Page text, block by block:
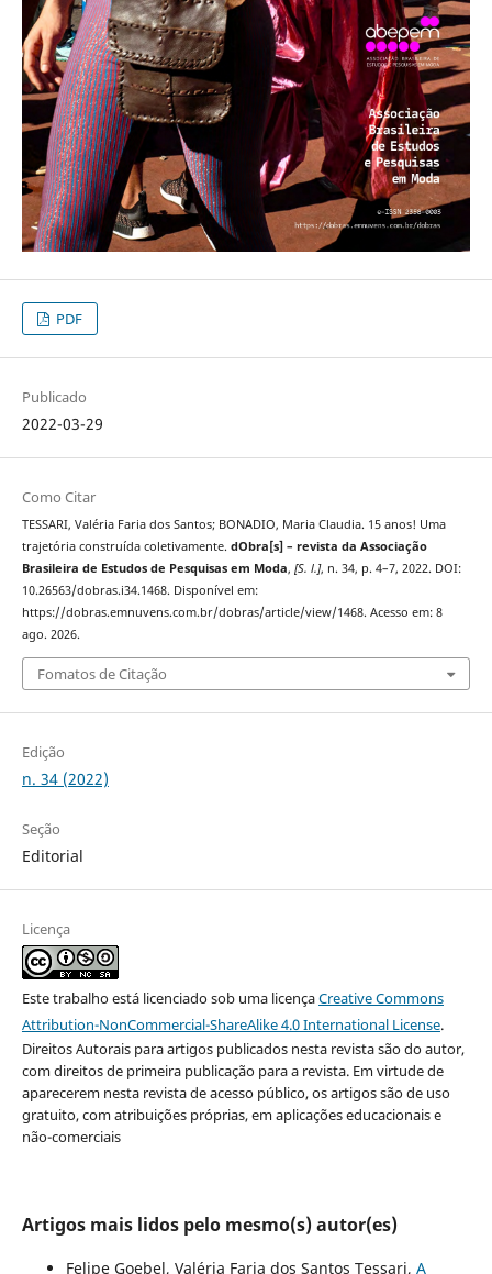
PDF
Publicado
2022-03-29
Como Citar
TESSARI, Valéria Faria dos Santos; BONADIO, Maria Claudia. 15 anos! Uma
trajetória construída coletivamente. dObra[s] – revista da Associação
Brasileira de Estudos de Pesquisas em Moda, [S. l.], n. 34, p. 4–7, 2022. DOI:
10.26563/dobras.i34.1468. Disponível em:
https://dobras.emnuvens.com.br/dobras/article/view/1468. Acesso em: 8
ago. 2026.
Fomatos de Citação
Edição
n. 34 (2022)
Seção
Editorial
Licença
Este trabalho está licenciado sob uma licençaCreative Commons
Attribution-NonCommercial-ShareAlike 4.0 International License.
Direitos Autorais para artigos publicados nesta revista são do autor,
com direitos de primeira publicação para a revista. Em virtude de
aparecerem nesta revista de acesso público, os artigos são de uso
gratuito, com atribuições próprias, em aplicações educacionais e
não-comerciais
Artigos mais lidos pelo mesmo(s) autor(es)
Felipe Goebel, Valéria Faria dos Santos Tessari, A